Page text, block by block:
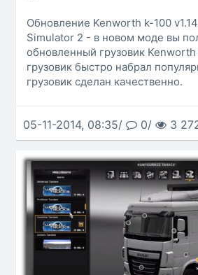
Обновление Kenworth k-100
Simulator 2 - в новом моде вы
обновленный грузовик Kenworth
грузовик быстро набрал
грузовик сделан качественно.
05-11-2014, 08:35/ 0/ 3